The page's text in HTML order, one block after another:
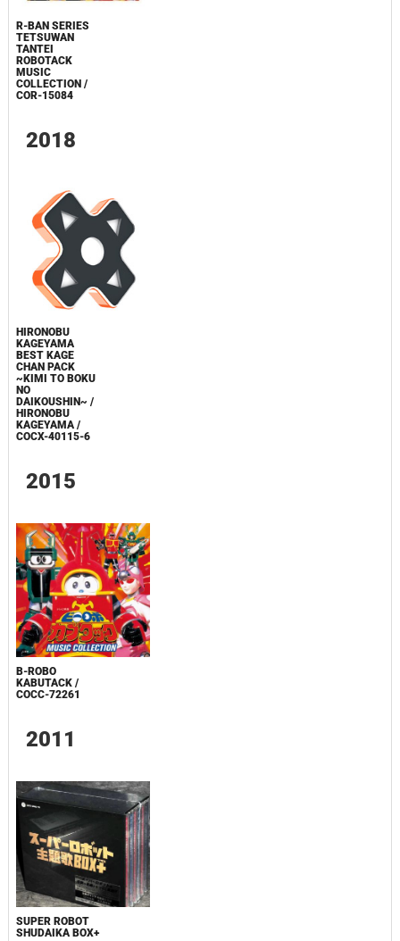
R-BAN SERIES
TETSUWAN
TANTEI
ROBOTACK
MUSIC
COLLECTION /
COR-15084
2018
HIRONOBU
KAGEYAMA
BEST KAGE
CHAN PACK
~KIMI TO BOKU
NO
DAIKOUSHIN~ /
HIRONOBU
KAGEYAMA /
COCX-40115-6
2015
B-ROBO
KABUTACK /
COCC-72261
2011
SUPER ROBOT
SHUDAIKA BOX+